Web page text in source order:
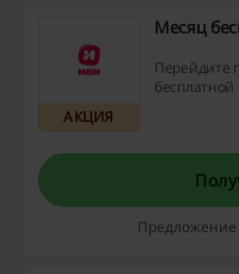
АКЦИЯ
Месяц
Перейдите
бесплатной
Предложение